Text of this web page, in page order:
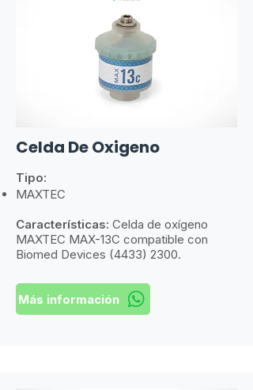
Celda De Oxigeno
Tipo:
MAXTEC
Características: Celda de oxígeno
MAXTEC MAX-13C compatible con
Biomed Devices (4433) 2300.
Más información